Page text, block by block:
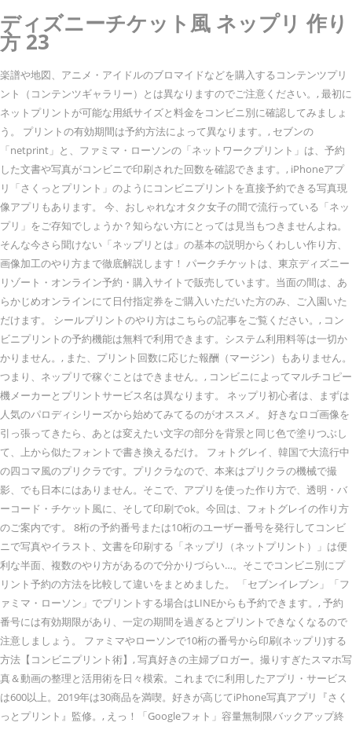
ディズニーチケット風 ネップリ 作り
方 23
楽譜や地図、アニメ・アイドルのブロマイドなどを購入するコンテンツプリ
ント（コンテンツギャラリー）とは異なりますのでご注意ください。, 最初に
ネットプリントが可能な用紙サイズと料金をコンビニ別に確認してみましょ
う。 プリントの有効期間は予約方法によって異なります。, セブンの
「netprint」と、ファミマ・ローソンの「ネットワークプリント」は、予約
した文書や写真がコンビニで印刷された回数を確認できます。, iPhoneアプ
リ「さくっとプリント」のようにコンビニプリントを直接予約できる写真現
像アプリもあります。 今、おしゃれなオタク女子の間で流行っている「ネッ
プリ」をご存知でしょうか？知らない方にとっては見当もつきませんよね。
そんな今さら聞けない「ネップリとは」の基本の説明からくわしい作り方、
画像加工のやり方まで徹底解説します！ パークチケットは、東京ディズニー
リゾート・オンライン予約・購入サイトで販売しています。当面の間は、あ
らかじめオンラインにて日付指定券をご購入いただいた方のみ、ご入園いた
だけます。 シールプリントのやり方はこちらの記事をご覧ください。, コン
ビニプリントの予約機能は無料で利用できます。システム利用料等は一切か
かりません。, また、プリント回数に応じた報酬（マージン）もありません。
つまり、ネップリで稼ぐことはできません。, コンビニによってマルチコピー
機メーカーとプリントサービス名は異なります。 ネップリ初心者は、まずは
人気のパロディシリーズから始めてみてるのがオススメ。 好きなロゴ画像を
引っ張ってきたら、あとは変えたい文字の部分を背景と同じ色で塗りつぶし
て、上から似たフォントで書き換えるだけ。 フォトグレイ、韓国で大流行中
の四コマ風のプリクラです。プリクラなので、本来はプリクラの機械で撮
影、でも日本にはありません。そこで、アプリを使った作り方で、透明・バ
ーコード・チケット風に、そして印刷でok。今回は、フォトグレイの作り方
のご案内です。 8桁の予約番号または10桁のユーザー番号を発行してコンビ
ニで写真やイラスト、文書を印刷する「ネップリ（ネットプリント）」は便
利な半面、複数のやり方があるので分かりづらい…。そこでコンビニ別にプ
リント予約の方法を比較して違いをまとめました。 「セブンイレブン」「フ
ァミマ・ローソン」でプリントする場合はLINEからも予約できます。, 予約
番号には有効期限があり、一定の期間を過ぎるとプリントできなくなるので
注意しましょう。 ファミマやローソンで10桁の番号から印刷(ネップリ)する
方法【コンビニプリント術】, 写真好きの主婦ブロガー。撮りすぎたスマホ写
真＆動画の整理と活用術を日々模索。これまでに利用したアプリ・サービス
は600以上。2019年は30商品を満喫。好きが高じてiPhone写真アプリ『さく
っとプリント』監修。, えっ！「Googleフォト」容量無制限バックアップ終